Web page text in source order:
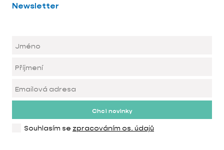
Newsletter
Chci novinky
Souhlasím se zpracováním os. údajů